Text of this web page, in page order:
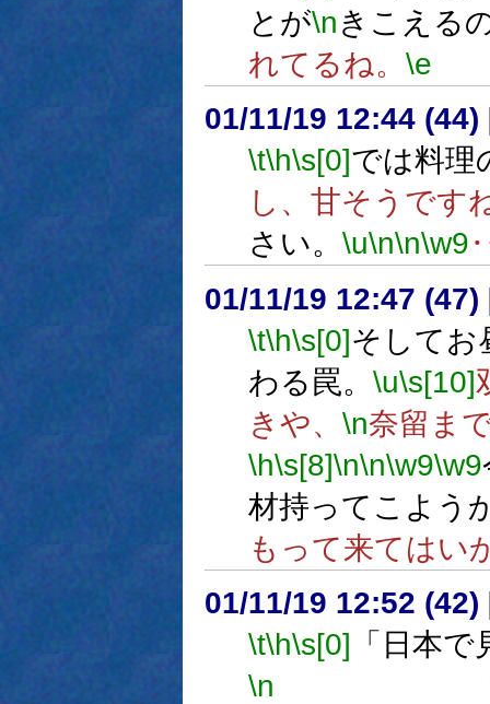
とが\nきこえる
れてるね。 \e
01/11/19 12:44 (44)
\t\h\s[0]では料理
し、甘そうです
さい。 \u\n\n\w9
01/11/19 12:47 (47)
\t\h\s[0]そしてお
わる罠。 \u\s[10]
きや、 \n奈留ま
\h\s[8]\n\n\w9\w9
材持ってこよう
もって来てはい
01/11/19 12:52 (42)
\t\h\s[0] 「日本
\n